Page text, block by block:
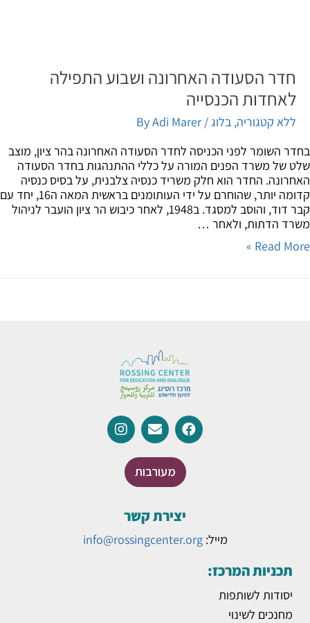
חדר הסעודה האחרונה ושבוע התפילה
לאחדות הכנסייה
ללא קטגוריה,בלוג/ By
Adi Marer
השומר לפני הכניסה לחדר הסעודה האחרונה בהר ציון, מוצב
של משרד הפנים המורה על כללי ההתנהגות בחדר הסעודה
החדר הוא חלק משריד כנסיה צלבנית, על בסיס כנסיה
קדומה יותר, שהוחרם על ידי העותומנים בראשית המאה ה16, יחד עם
קבר דוד, והוסב למסגד. ב1948, לאחר כיבוש הר ציון הועבר לניהול
הדתות, ולאחר …
Read
מעורבות
יצירת קשר
מייל:info@rossingcenter.org
תכניות המרכז:
יסודות לשותפות
מחנכים לשינוי